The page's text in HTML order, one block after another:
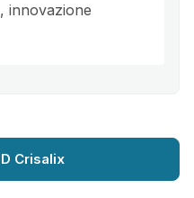
innovazione
Crisalix